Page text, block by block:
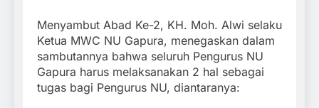
Menyambut Abad Ke-2, KH. Moh. Alwi selaku
Ketua MWC NU Gapura, menegaskan dalam
sambutannya bahwa seluruh Pengurus NU
Gapura harus melaksanakan 2 hal sebagai
tugas bagi Pengurus NU, diantaranya: